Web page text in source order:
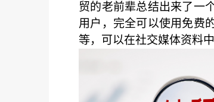
贸的老前辈总结出来了一
用户，完全可以使用免费
等，可以在社交媒体资料